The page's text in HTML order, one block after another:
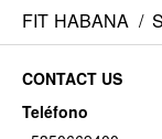
FIT HABANA /
CONTACT US
Teléfono